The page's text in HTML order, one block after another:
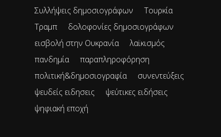
Συλλήψεις δημοσιογράφων
Τουρκία
Τραμπ
δολοφονίες δημοσιογράφων
εισβολή στην Ουκρανία
λαϊκισμός
πανδημία
παραπληροφόρηση
πολιτική&δημοσιογραφία
συνεντεύξεις
ψευδείς ειδησεις
ψεύτικες ειδήσεις
ψηφιακή εποχή